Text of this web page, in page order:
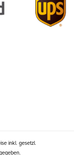
inkl. gesetzl.